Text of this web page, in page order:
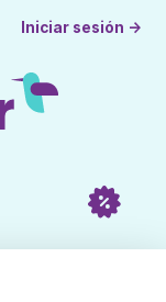
Iniciar sesión →